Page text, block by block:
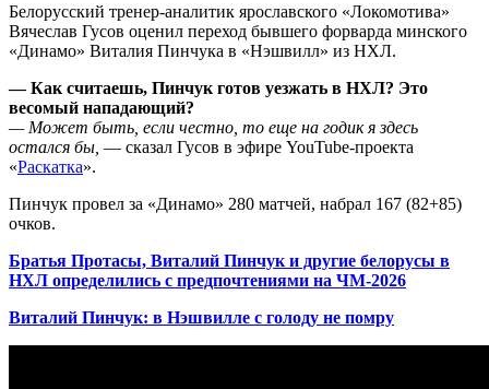
Белорусский тренер-аналитик ярославского «Локомотива»
Вячеслав Гусов оценил переход бывшего форварда минского
«Динамо» Виталия Пинчука в «Нэшвилл» из НХЛ.
— Как считаешь, Пинчук готов уезжать в НХЛ? Это
весомый нападающий?
— Может быть, если честно, то еще на годик я здесь
остался бы, — сказал Гусов в эфире YouTube-проекта
«Раскатка».
Пинчук провел за «Динамо» 280 матчей, набрал 167 (82+85)
очков.
Братья Протасы, Виталий Пинчук и другие белорусы в
НХЛ определились с предпочтениями на ЧМ-2026
Виталий Пинчук: в Нэшвилле с голоду не помру